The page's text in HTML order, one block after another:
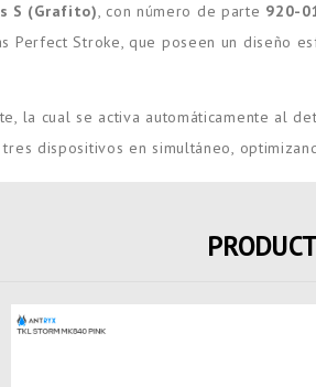
S (Grafito), con número de parte 920-
Perfect Stroke, que poseen un diseño
la cual se activa automáticamente al
dispositivos en simultáneo,